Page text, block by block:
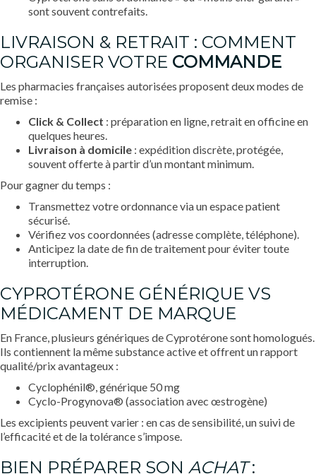
sont souvent contrefaits.
LIVRAISON & RETRAIT : COMMENT
ORGANISER VOTRE COMMANDE
Les pharmacies françaises autorisées proposent deux modes de
remise :
Click & Collect : préparation en ligne, retrait en officine en
quelques heures.
Livraison à domicile : expédition discrète, protégée,
souvent offerte à partir d’un montant minimum.
Pour gagner du temps :
Transmettez votre ordonnance via un espace patient
sécurisé.
Vérifiez vos coordonnées (adresse complète, téléphone).
Anticipez la date de fin de traitement pour éviter toute
interruption.
CYPROTÉRONE GÉNÉRIQUE VS
MÉDICAMENT DE MARQUE
En France, plusieurs génériques de Cyprotérone sont homologués.
Ils contiennent la même substance active et offrent un rapport
qualité/prix avantageux :
Cyclophénil®, générique 50 mg
Cyclo-Progynova® (association avec œstrogène)
Les excipients peuvent varier : en cas de sensibilité, un suivi de
l’efficacité et de la tolérance s’impose.
BIEN PRÉPARER SON ACHAT: